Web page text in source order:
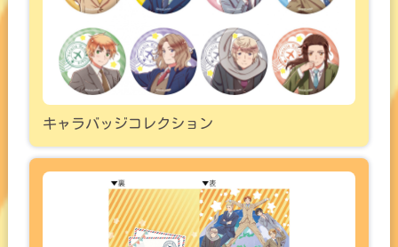
キャラバッジコレクション